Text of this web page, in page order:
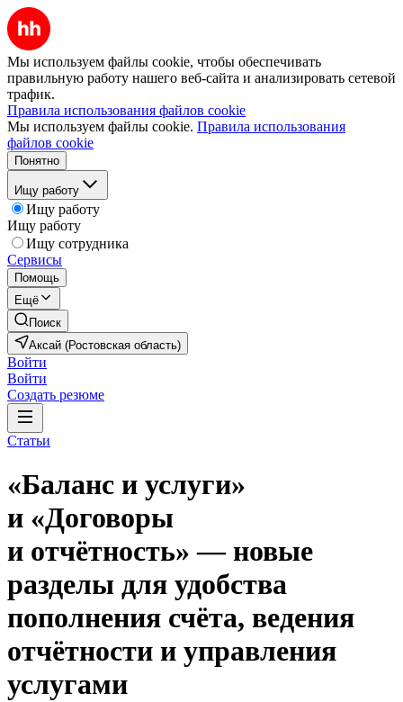
Мы используем файлы cookie, чтобы обеспечивать
правильную работу нашего веб-сайта и анализировать сетевой
трафик.
Правила использования файлов cookie
Мы используем файлы cookie. Правила использования
файлов cookie
Понятно
Ищу работу
Ищу работу
Ищу работу
Ищу сотрудника
Сервисы
Помощь
Ещё
Поиск
Аксай (Ростовская область)
Войти
Войти
Создать резюме
Статьи
«Баланс и услуги»
и «Договоры
и отчётность» — новые
разделы для удобства
пополнения счёта, ведения
отчётности и управления
услугами